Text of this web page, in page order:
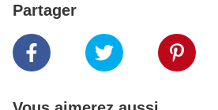
Partager